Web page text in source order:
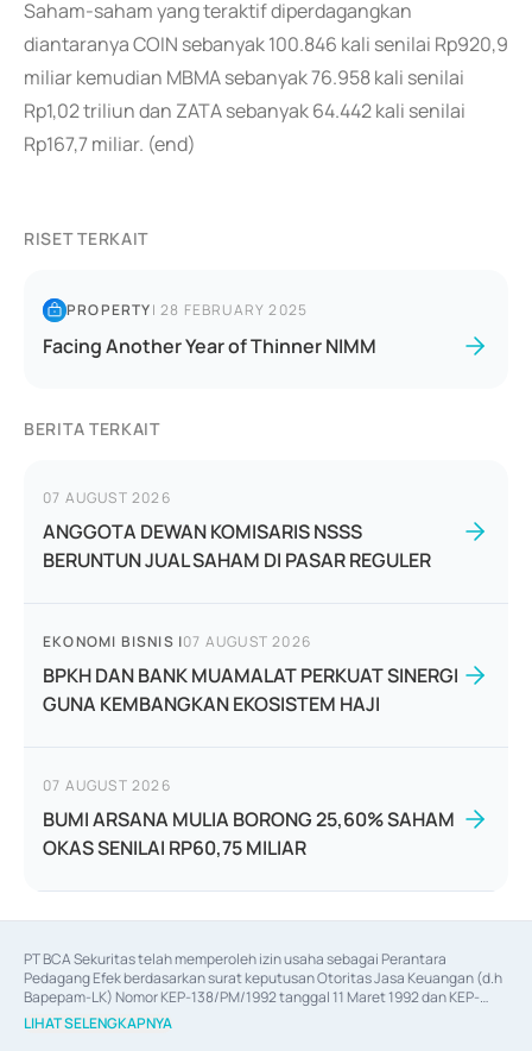
Saham-saham yang teraktif diperdagangkan
diantaranya COIN sebanyak 100.846 kali senilai Rp920,9
miliar kemudian MBMA sebanyak 76.958 kali senilai
Rp1,02 triliun dan ZATA sebanyak 64.442 kali senilai
Rp167,7 miliar. (end)
RISET TERKAIT
PROPERTY|28 FEBRUARY 2025
Facing Another Year of Thinner NIMM
BERITA TERKAIT
07 AUGUST 2026
ANGGOTA DEWAN KOMISARIS NSSS
BERUNTUN JUAL SAHAM DI PASAR REGULER
EKONOMI BISNIS |07 AUGUST 2026
BPKH DAN BANK MUAMALAT PERKUAT SINERGI
GUNA KEMBANGKAN EKOSISTEM HAJI
07 AUGUST 2026
BUMI ARSANA MULIA BORONG 25,60% SAHAM
OKAS SENILAI RP60,75 MILIAR
PT BCA Sekuritas telah memperoleh izin usaha sebagai Perantara
Pedagang Efek berdasarkan surat keputusan Otoritas Jasa Keuangan (d.h
Bapepam-LK) Nomor KEP-138/PM/1992 tanggal 11 Maret 1992 dan KEP-
06/D.04/2014 tanggal 28 Februari 2014, izin usaha sebagai Penjamin Emisi
Efek berdasarkan surat keputusan Otoritas Jasa Keuangan Nomor KEP-
LIHAT SELENGKAPNYA